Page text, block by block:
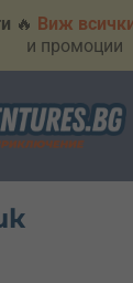
🔥 Виж
и промоции